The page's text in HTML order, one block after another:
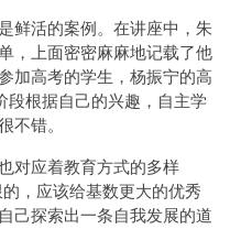
鲜活的案例。在讲座中，朱
，上面密密麻麻地记载了他
加高考的学生，杨振宁的高
段根据自己的兴趣，自主学
不错。
对应着教育方式的多样
，应该给基数更大的优秀
己探索出一条自我发展的道